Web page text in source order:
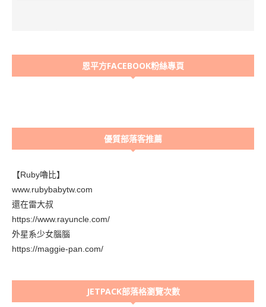
恩平方FACEBOOK粉絲專頁
優質部落客推薦
【Ruby嚕比】
www.rubybabytw.com
還在雷大叔
https://www.rayuncle.com/
外星系少女腦腦
https://maggie-pan.com/
JETPACK部落格瀏覽次數